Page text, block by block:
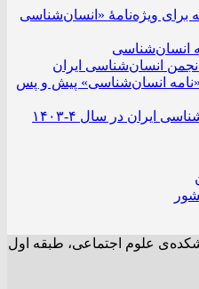
برای ویژه‌نامۀ «انسان‌شناسی
انسان‌شناسی ایران
انسان‌شناسی» پیش و پس
ایران در سال ۴-۱۴۰۳
علوم اجتماعی، طبقه اول